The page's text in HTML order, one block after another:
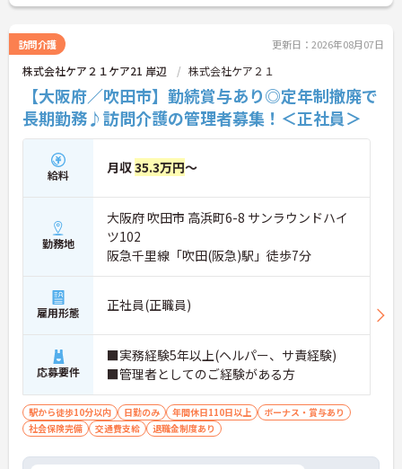
訪問介護 更新日：2026年08月07日
株式会社ケア２１ケア21 岸辺 株式会社ケア２１
【大阪府／吹田市】勤続賞与あり◎定年制撤廃で
長期勤務♪訪問介護の管理者募集！＜正社員＞
給料 月収35.3万円～
勤務地
大阪府 吹田市 高浜町6-8 サンラウンドハイ
ツ102
阪急千里線「吹田(阪急)駅」徒歩7分
雇用形態 正社員(正職員)
応募要件
■実務経験5年以上(ヘルパー、サ責経験)
■管理者としてのご経験がある方
駅から徒歩10分以内 日勤のみ 年間休日110日以上
ボーナス・賞与あり
社会保険完備
交通費支給 退職金制度あり